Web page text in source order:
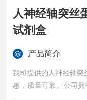
人神经轴突丝
试剂盒
产品简介
我司提供的人神经轴突
惠，质量可靠。公司拥
确的实验结果，是您